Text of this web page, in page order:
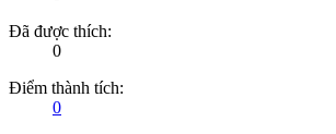
Đã được thích:
0
Điểm thành tích:
0